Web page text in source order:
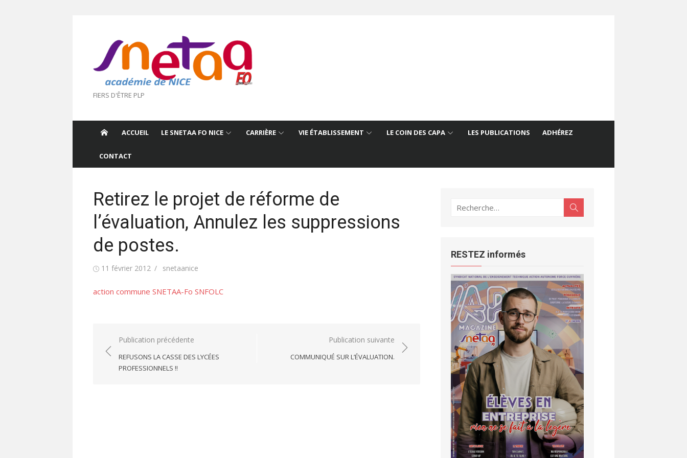
FIERS D'ÊTRE PLP
ACCUEIL LE SNETAA FO NICE CARRIÈRE VIE ÉTABLISSEMENT LE COIN DES CAPA LES PUBLICATIONS ADHÉREZ
CONTACT
Retirez le projet de réforme de
l’évaluation, Annulez les suppressions
de postes.
Publié11 février 2012 Auteur/autrice
snetaanice
action commune SNETAA-Fo SNFOLC
Navigation
de
l’article
Publication précédente
REFUSONS LA CASSE DES LYCÉES
PROFESSIONNELS !!
Publication suivante
COMMUNIQUÉ SUR L’ÉVALUATION.
Recherche
RESTEZ informés